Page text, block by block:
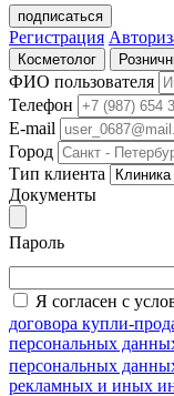
подписаться
Регистрация
Косметолог
ФИО пользователя
Телефон
E-mail
Город
Тип клиента
Документы
Пароль
Я согласен с
договора
персональных
персональных
рекламных и иных